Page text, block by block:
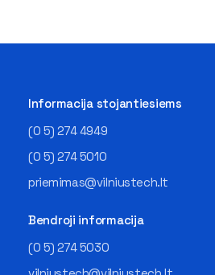
Informacija stojantiesiems
(0 5) 274 4949
(0 5) 274 5010
priemimas@vilniustech.lt
Bendroji informacija
(0 5) 274 5030